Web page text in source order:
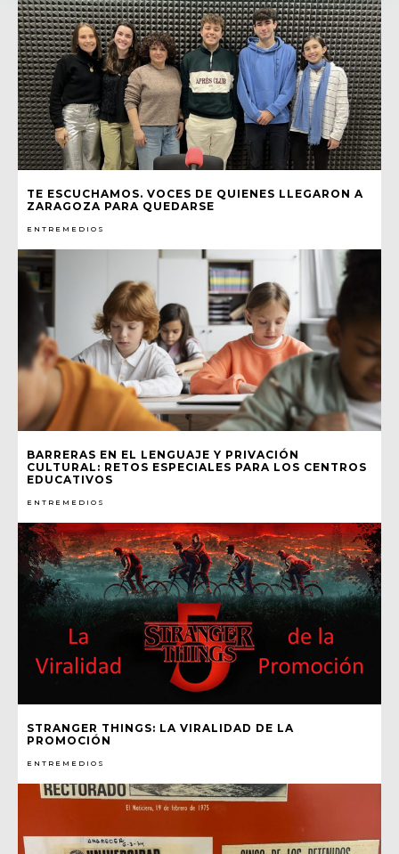
TE ESCUCHAMOS. VOCES DE QUIENES LLEGARON A
ZARAGOZA PARA QUEDARSE
ENTREMEDIOS
BARRERAS EN EL LENGUAJE Y PRIVACIÓN
CULTURAL: RETOS ESPECIALES PARA LOS CENTROS
EDUCATIVOS
ENTREMEDIOS
STRANGER THINGS: LA VIRALIDAD DE LA
PROMOCIÓN
ENTREMEDIOS